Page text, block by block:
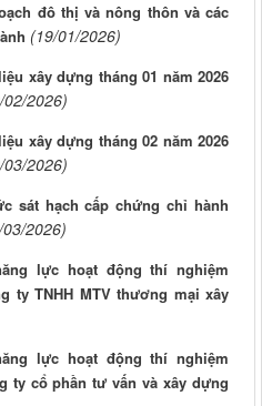
đô thị và nông thôn và các
(19/01/2026)
xây dựng tháng 01 năm 2026
02/2026)
xây dựng tháng 02 năm 2026
03/2026)
sát hạch cấp chứng chỉ hành
2026)
lực hoạt động thí nghiệm
ty TNHH MTV thương mại xây
lực hoạt động thí nghiệm
ty cổ phần tư vấn và xây dựng